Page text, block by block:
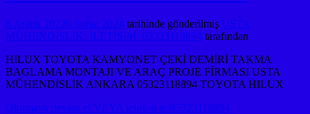
8 Aralık 20226 Şubat 2024 tarihinde gönderilmiş USTA
MÜHENDİSLİK: İLETİŞİM: 05323118894 tarafından
HILUX TOYOTA KAMYONET ÇEKİ DEMİRİ TAKMA
BAGLAMA MONTAJI VE ARAÇ PROJE FİRMASI USTA
MÜHENDİSLİK ANKARA 05323118894 TOYOTA HILUX
Okumaya devam et VEYA telofon et:05323118894